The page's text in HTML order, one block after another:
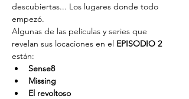
descubiertas... Los lugares donde todo
empezó.
Algunas de las películas y series que
revelan sus locaciones en el EPISODIO 2
están:
Sense8
Missing
El revoltoso